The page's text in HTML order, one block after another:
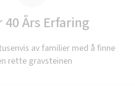
40 Års Erfaring
av familier med å finne
rette gravsteinen
Vi er